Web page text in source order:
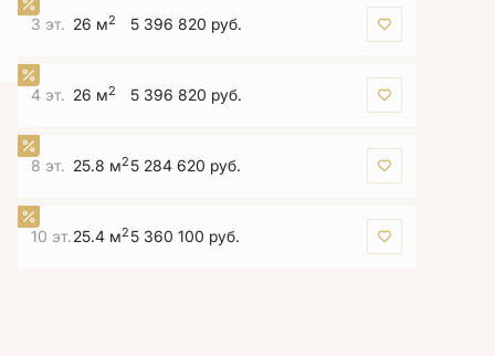
3 эт. 26 м2 5 396 820 руб.
4 эт. 26 м2 5 396 820 руб.
8 эт. 25.8 м2 5 284 620 руб.
10 эт.25.4 м2 5 360 100 руб.